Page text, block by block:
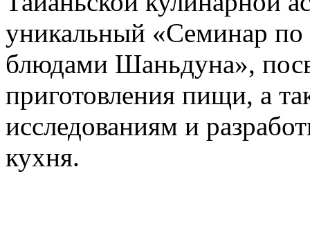
уникальный «Семинар
блюдами Шаньдуна»,
приготовления пищи, а
исследованиям и
кухня.